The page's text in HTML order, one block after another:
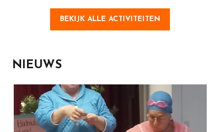
BEKIJK ALLE ACTIVITEITEN
NIEUWS